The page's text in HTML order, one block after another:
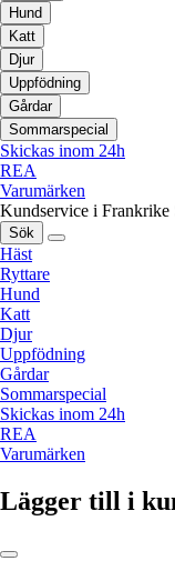
Hund
Katt
Djur
Uppfödning
Gårdar
Sommarspecial
Skickas inom 24h
REA
Varumärken
Kundservice i Frankrike
Sök
Häst
Ryttare
Hund
Katt
Djur
Uppfödning
Gårdar
Sommarspecial
Skickas inom 24h
REA
Varumärken
Lägger till i